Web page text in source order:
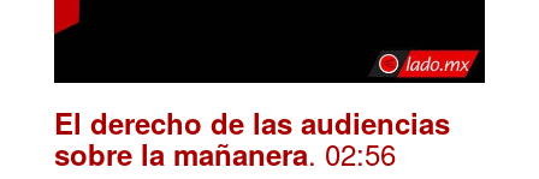
El derecho de las audiencias
sobre la mañanera. 02:56